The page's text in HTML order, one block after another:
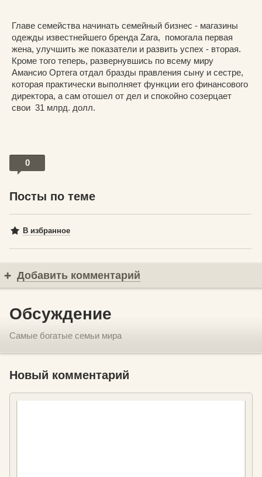
Главе семейства начинать семейный бизнес - магазины
одежды известнейшего бренда Zara, помогала первая
жена, улучшить же показатели и развить успех - вторая.
Кроме того теперь, развернувшись по всему миру
Амансио Ортега отдал бразды правления сыну и сестре,
которая практически выполняет функции его финансового
директора, а сам отошел от дел и спокойно созерцает
свои 31 млрд. долл.
0
Посты по теме
В избранное
Добавить комментарий
Обсуждение
Самые богатые семьи мира
Новый комментарий